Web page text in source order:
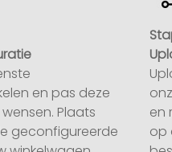
en pas deze
Plaats
geconfigureerde
en
op